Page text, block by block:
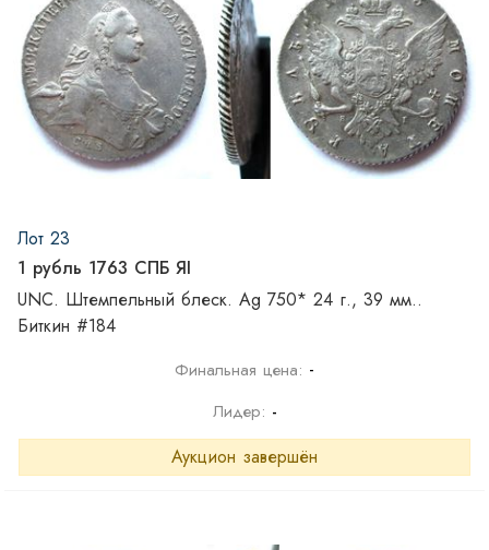
Лот 23
1 рубль 1763 СПБ ЯI
UNC. Штемпельный блеск. Ag 750* 24 г., 39 мм..
Биткин #184
Финальная цена: -
Лидер: -
Аукцион завершён